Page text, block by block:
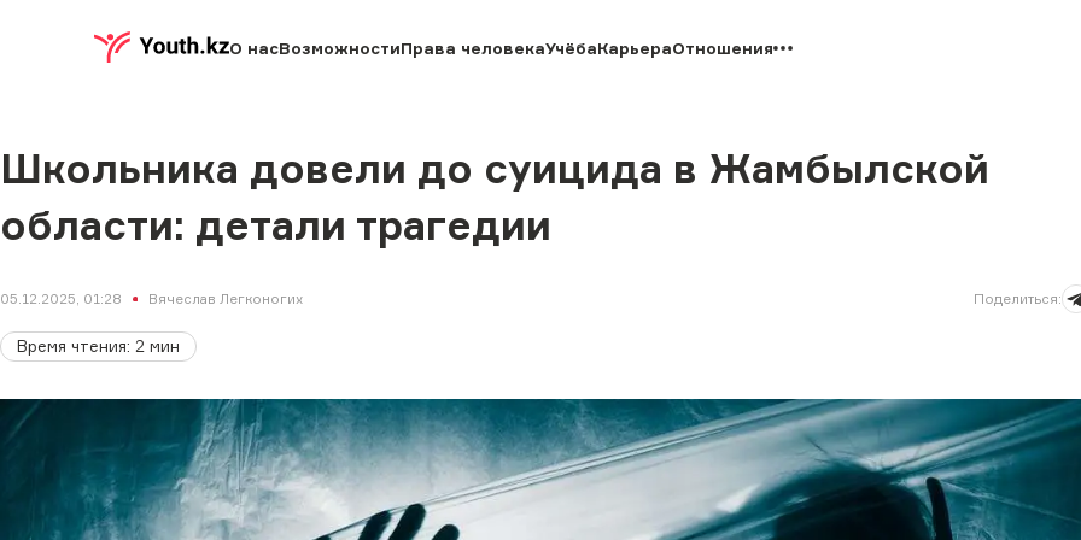
О насВозможностиПрава человекаУчёбаКарьераОтношения
Школьника довели до суицида в Жамбылской
области: детали трагедии
05.12.2025, 01:28 Вячеслав Легконогих Поделиться:
Время чтения: 2 мин